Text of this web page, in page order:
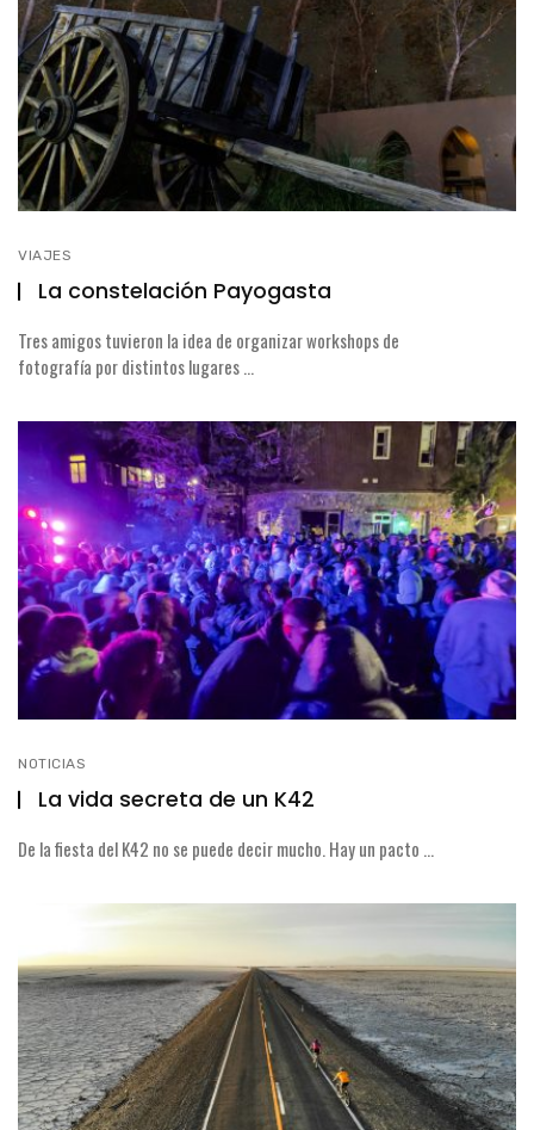
VIAJES
La constelación Payogasta
Tres amigos tuvieron la idea de organizar workshops de
fotografía por distintos lugares ...
NOTICIAS
La vida secreta de un K42
De la fiesta del K42 no se puede decir mucho. Hay un pacto ...